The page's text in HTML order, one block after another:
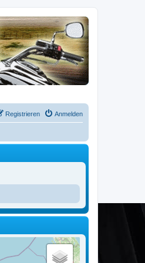
Anmelden
Registrieren